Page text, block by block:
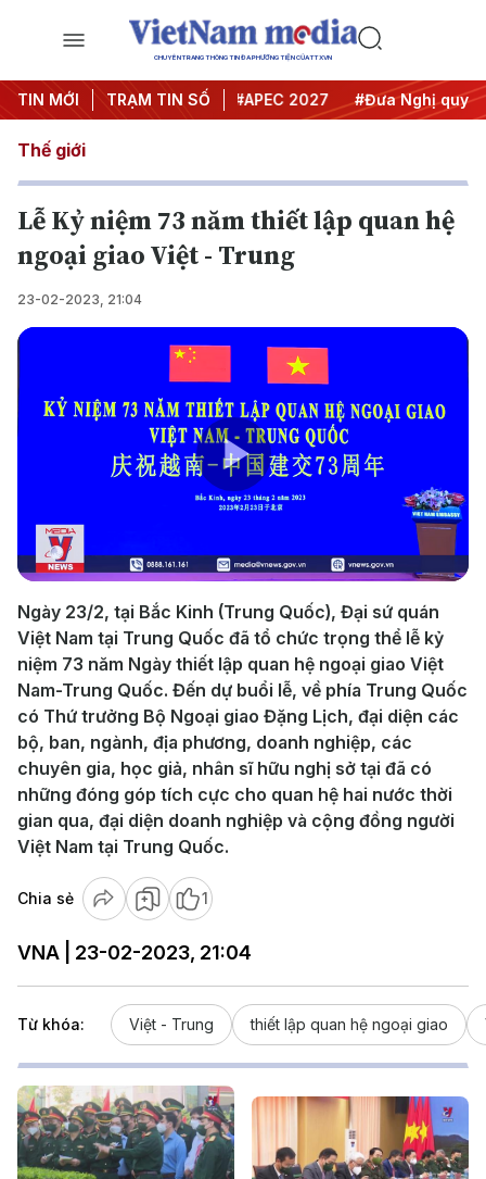
CHUYÊN TRANG THÔNG TIN ĐA PHƯƠNG TIỆN CỦA TTXVN
TIN MỚI TRẠM TIN SỐ
#Hội nghị Trung ương 3 #APEC 2027 #Đưa Nghị quyết
Thế giới
Lễ Kỷ niệm 73 năm thiết lập quan hệ
ngoại giao Việt - Trung
23-02-2023, 21:04
Play
Video
Ngày 23/2, tại Bắc Kinh (Trung Quốc), Đại sứ quán
Việt Nam tại Trung Quốc đã tổ chức trọng thể lễ kỷ
niệm 73 năm Ngày thiết lập quan hệ ngoại giao Việt
Nam-Trung Quốc. Đến dự buổi lễ, về phía Trung Quốc
có Thứ trưởng Bộ Ngoại giao Đặng Lịch, đại diện các
bộ, ban, ngành, địa phương, doanh nghiệp, các
chuyên gia, học giả, nhân sĩ hữu nghị sở tại đã có
những đóng góp tích cực cho quan hệ hai nước thời
gian qua, đại diện doanh nghiệp và cộng đồng người
Việt Nam tại Trung Quốc.
Chia sẻ 1
VNA | 23-02-2023, 21:04
Từ khóa: Việt - Trung thiết lập quan hệ ngoại giao